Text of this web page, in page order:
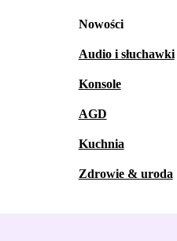
Nowości
Audio i słuchawki
Konsole
AGD
Kuchnia
Zdrowie & uroda